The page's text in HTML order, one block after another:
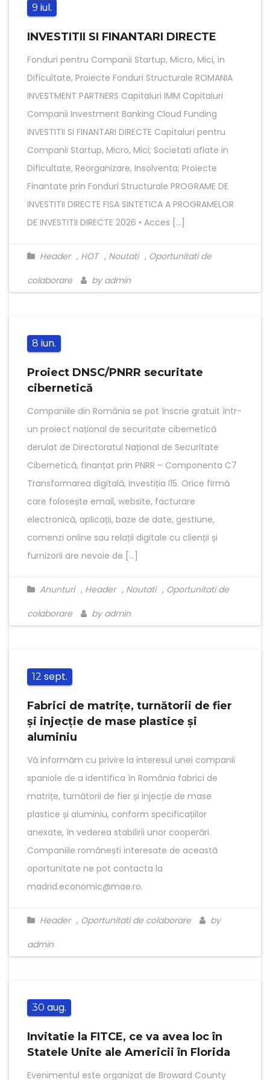
9 iul.
INVESTITII SI FINANTARI DIRECTE
Fonduri pentru Companii Startup, Micro, Mici, in
Dificultate, Proiecte Fonduri Structurale ROMANIA
INVESTMENT PARTNERS Capitaluri IMM Capitaluri
Companii Investment Banking Cloud Funding
INVESTITII SI FINANTARI DIRECTE Capitaluri pentru
Companii Startup, Micro, Mici; Societati aflate in
Dificultate, Reorganizare, Insolventa; Proiecte
Finantate prin Fonduri Structurale PROGRAME DE
INVESTITII DIRECTE FISA SINTETICA A PROGRAMELOR
DE INVESTITII DIRECTE 2026 • Acces […]
Header , HOT , Noutati , Oportunitati de
colaborare
by admin
8 iun.
Proiect DNSC/PNRR securitate
cibernetică
Companiile din România se pot înscrie gratuit într-
un proiect național de securitate cibernetică
derulat de Directoratul Național de Securitate
Cibernetică, finanțat prin PNRR – Componenta C7
Transformarea digitală, Investiția I15. Orice firmă
care folosește email, website, facturare
electronică, aplicații, baze de date, gestiune,
comenzi online sau relații digitale cu clienții și
furnizorii are nevoie de […]
Anunturi , Header , Noutati , Oportunitati de
colaborare
by admin
12 sept.
Fabrici de matrițe, turnătorii de fier
și injecție de mase plastice și
aluminiu
Vă informăm cu privire la interesul unei companii
spaniole de a identifica în România fabrici de
matrițe, turnătorii de fier și injecție de mase
plastice și aluminiu, conform specificațiilor
anexate, în vederea stabilirii unor cooperări.
Companiile românești interesate de această
oportunitate ne pot contacta la
madrid.economic@mae.ro.
Header , Oportunitati de colaborare
by
admin
30 aug.
Invitatie la FITCE, ce va avea loc în
Statele Unite ale Americii în Florida
Evenimentul este organizat de Broward County